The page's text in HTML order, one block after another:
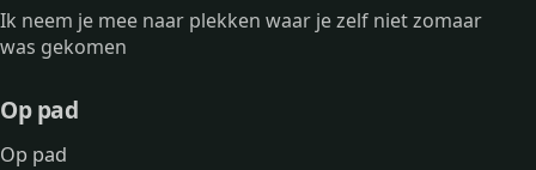
Ik neem je mee naar plekken waar je zelf niet zomaar
was gekomen
Op pad
Op pad